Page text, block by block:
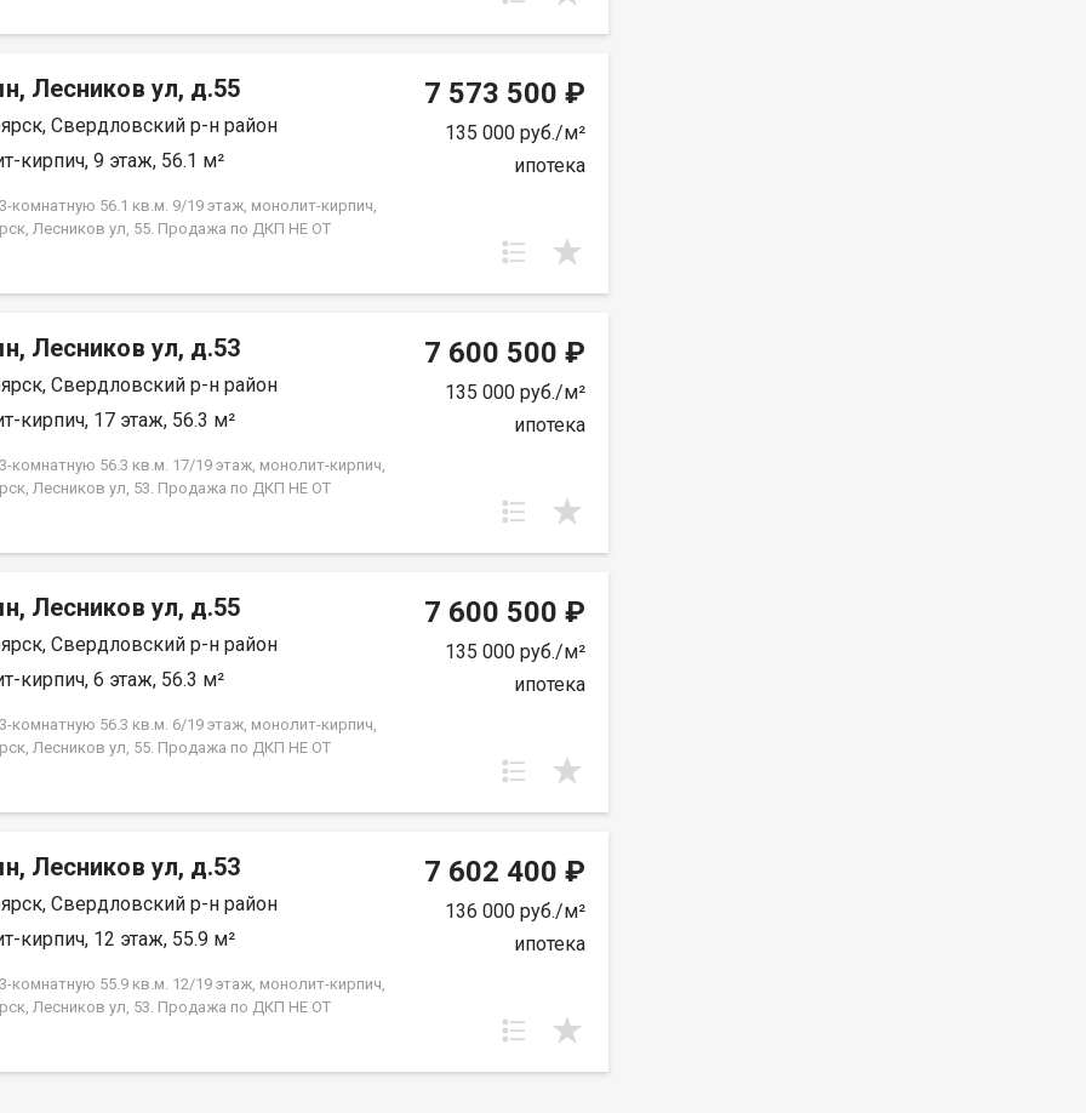
Лесников ул, д.55
Свердловский р-н район
кирпич, 9 этаж, 56.1 м²
комнатную 56.1 кв.м. 9/19 этаж, монолит-кирпич,
Лесников ул, 55. Продажа по ДКП НЕ ОТ
7 573 500 ₽
135 000 руб./м²
ипотека
Лесников ул, д.53
Свердловский р-н район
кирпич, 17 этаж, 56.3 м²
комнатную 56.3 кв.м. 17/19 этаж, монолит-кирпич,
Лесников ул, 53. Продажа по ДКП НЕ ОТ
7 600 500 ₽
135 000 руб./м²
ипотека
Лесников ул, д.55
Свердловский р-н район
кирпич, 6 этаж, 56.3 м²
комнатную 56.3 кв.м. 6/19 этаж, монолит-кирпич,
Лесников ул, 55. Продажа по ДКП НЕ ОТ
7 600 500 ₽
135 000 руб./м²
ипотека
Лесников ул, д.53
Свердловский р-н район
кирпич, 12 этаж, 55.9 м²
комнатную 55.9 кв.м. 12/19 этаж, монолит-кирпич,
Лесников ул, 53. Продажа по ДКП НЕ ОТ
7 602 400 ₽
136 000 руб./м²
ипотека